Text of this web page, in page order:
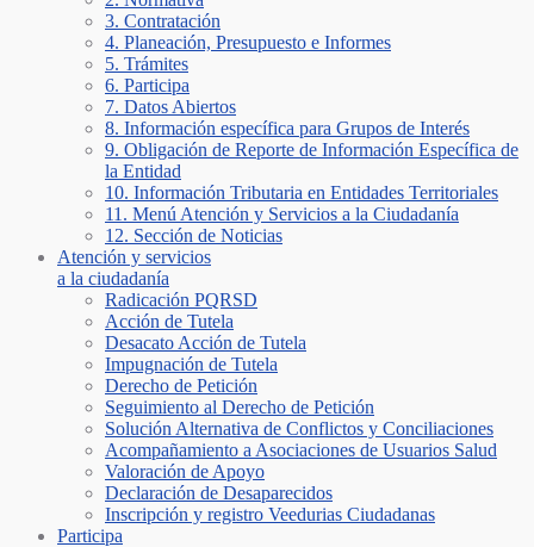
3. Contratación
4. Planeación, Presupuesto e Informes
5. Trámites
6. Participa
7. Datos Abiertos
8. Información específica para Grupos de Interés
9. Obligación de Reporte de Información Específica de
la Entidad
10. Información Tributaria en Entidades Territoriales
11. Menú Atención y Servicios a la Ciudadanía
12. Sección de Noticias
Atención y servicios
a la ciudadanía
Radicación PQRSD
Acción de Tutela
Desacato Acción de Tutela
Impugnación de Tutela
Derecho de Petición
Seguimiento al Derecho de Petición
Solución Alternativa de Conflictos y Conciliaciones
Acompañamiento a Asociaciones de Usuarios Salud
Valoración de Apoyo
Declaración de Desaparecidos
Inscripción y registro Veedurias Ciudadanas
Participa